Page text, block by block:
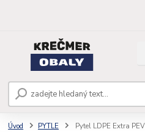
Úvod PYTLE Pytel LDPE Extra